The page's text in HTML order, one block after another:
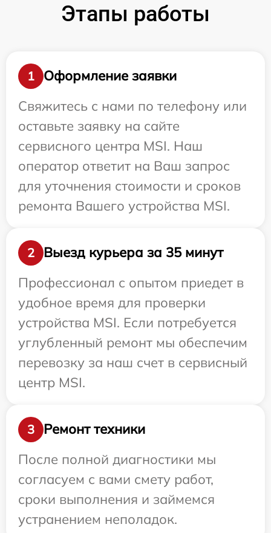
Этапы работы
1
Оформление заявки
Свяжитесь с нами по телефону или
оставьте заявку на сайте
сервисного центра MSI. Наш
оператор ответит на Ваш запрос
для уточнения стоимости и сроков
ремонта Вашего устройства MSI.
2
Выезд курьера за 35 минут
Профессионал с опытом приедет в
удобное время для проверки
устройства MSI. Если потребуется
углубленный ремонт мы обеспечим
перевозку за наш счет в сервисный
центр MSI.
3
Ремонт техники
После полной диагностики мы
согласуем с вами смету работ,
сроки выполнения и займемся
устранением неполадок.